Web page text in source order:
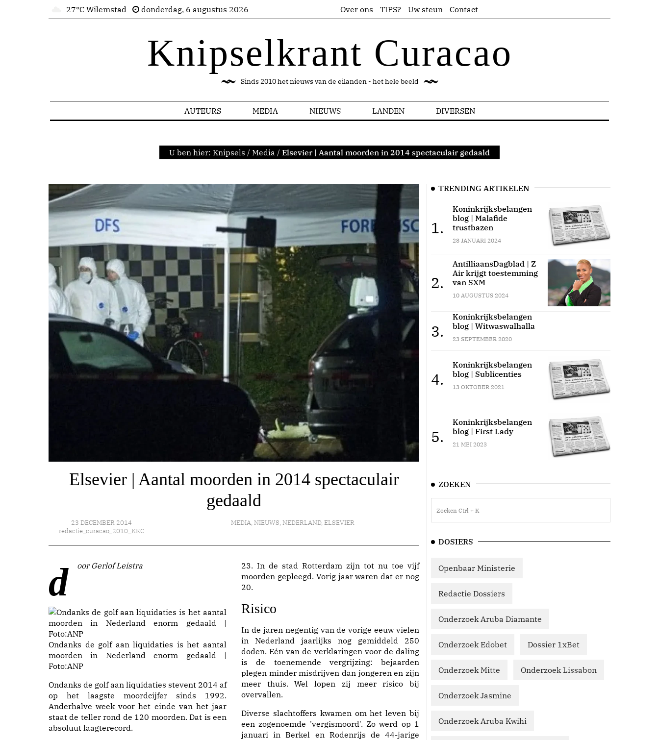
27°C Wilemstad donderdag, 6 augustus 2026 Over ons TIPS? Uw steun Contact
Knipselkrant Curacao
Sinds 2010 het nieuws van de eilanden - het hele beeld
AUTEURS MEDIA NIEUWS LANDEN DIVERSEN
U ben hier: Knipsels / Media / Elsevier | Aantal moorden in 2014 spectaculair gedaald
Elsevier | Aantal moorden in 2014 spectaculair
gedaald
23 DECEMBER 2014
redactie_curacao_2010_KKC
MEDIA, NIEUWS, NEDERLAND, ELSEVIER
door Gerlof Leistra
Ondanks de golf aan liquidaties is het aantal
moorden in Nederland enorm gedaald |
Foto:ANP
Ondanks de golf aan liquidaties stevent 2014 af
op het laagste moordcijfer sinds 1992.
Anderhalve week voor het einde van het jaar
staat de teller rond de 120 moorden. Dat is een
absoluut laagterecord.
23. In de stad Rotterdam zijn tot nu toe vijf
moorden gepleegd. Vorig jaar waren dat er nog
20.
Risico
In de jaren negentig van de vorige eeuw vielen
in Nederland jaarlijks nog gemiddeld 250
doden. Eén van de verklaringen voor de daling
is de toenemende vergrijzing: bejaarden
plegen minder misdrijven dan jongeren en zijn
meer thuis. Wel lopen zij meer risico bij
overvallen.
Diverse slachtoffers kwamen om het leven bij
een zogenoemde 'vergismoord'. Zo werd op 1
januari in Berkel en Rodenrijs de 44-jarige
TRENDING ARTIKELEN
1.
Koninkrijksbelangen
blog | Malafide
trustbazen
28 JANUARI 2024
2.
AntilliaansDagblad | Z
Air krijgt toestemming
van SXM
10 AUGUSTUS 2024
3.
Koninkrijksbelangen
blog | Witwaswalhalla
23 SEPTEMBER 2020
4.
Koninkrijksbelangen
blog | Sublicenties
13 OKTOBER 2021
5.
Koninkrijksbelangen
blog | First Lady
21 MEI 2023
ZOEKEN
DOSIERS
Openbaar Ministerie
Redactie Dossiers
Onderzoek Aruba Diamante
Onderzoek Edobet Dossier 1xBet
Onderzoek Mitte Onderzoek Lissabon
Onderzoek Jasmine
Onderzoek Aruba Kwihi